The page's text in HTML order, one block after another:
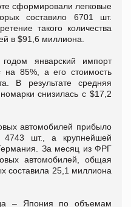
сформировали легковые
составило 6701 шт.
такого количества
в $91,6 миллиона.
январский импорт
на 85%, а его стоимость
В результате средняя
снизилась с $17,2
автомобилей прибыло
шт., а крупнейшей
За месяц из ФРГ
автомобилей, общая
составила 25,1 миллиона
– Япония по объемам